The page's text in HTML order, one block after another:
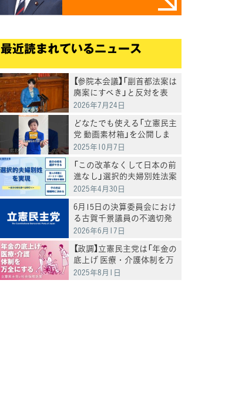
最近読まれているニュース
【参院本会議】「副首都法案は
廃案にすべき」と反対を表
明 岸真紀子議員
2026年7月24日
どなたでも使える「立憲民主
党 動画素材箱」を公開しま
した
2025年10月7日
「この改革なくして日本の前
進なし」選択的夫婦別姓法案
を提出
2025年4月30日
6月15日の決算委員会におけ
る古賀千景議員の不適切発
言と処分について
2026年6月17日
【政調】立憲民主党は「年金の
底上げ 医療・介護体制を万
全にする」
2025年8月1日